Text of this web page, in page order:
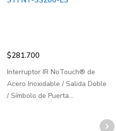
$281.700
Interruptor IR NoTouch® de
Acero Inoxidable / Salida Doble
/ Símbolo de Puerta...